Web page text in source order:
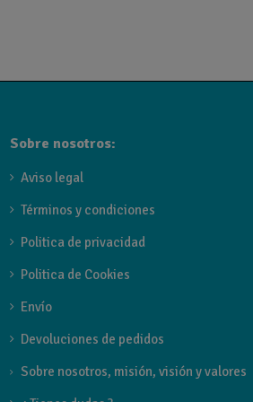
Sobre nosotros:
Aviso legal
Términos y condiciones
Politica de privacidad
Politica de Cookies
Envío
Devoluciones de pedidos
Sobre nosotros, misión, visión y valores